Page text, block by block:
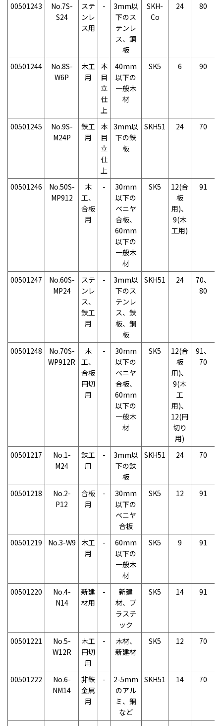
00501243
No.7S-
S24
ステ
ンレ
ス用
-
3mm以
下のス
テンレ
ス、銅
板
SKH-
Co
24 80
00501244
No.8S-
W6P
木工
用
本
目
立
仕
上
40mm
以下の
一般木
材
SK5 6 90
00501245
No.9S-
M24P
鉄工
用
本
目
立
仕
上
3mm以
下の鉄
板
SKH51 24 70
00501246
No.50S-
MP912
木
工、
合板
用
-
30mm
以下の
ベニヤ
合板、
60mm
以下の
一般木
材
SK5
12(合
板
用)、
9(木
工用)
91
00501247
No.60S-
MP24
ステ
ンレ
ス、
鉄工
用
-
3mm以
下のス
テンレ
ス、鉄
板、銅
板
SKH51 24
70、
80
00501248
No.70S-
WP912R
木
工、
合板
円切
用
-
30mm
以下の
ベニヤ
合板、
60mm
以下の
一般木
材
SK5
12(合
板
用)、
9(木
工
用)、
12(円
切り
用)
91、
70
00501217
No.1-
M24
鉄工
用
-
3mm以
下の鉄
板
SKH51 24 70
00501218
No.2-
P12
合板
用
-
30mm
以下の
ベニヤ
合板
SK5 12 91
00501219 No.3-W9
木工
用
-
60mm
以下の
一般木
材
SK5 9 91
00501220
No.4-
N14
新建
材用
-
新建
材、プ
ラスチ
ック
SK5 14 91
00501221
No.5-
W12R
木工
円切
用
-
木材、
新建材
SK5 12 70
00501222
No.6-
NM14
非鉄
金属
用
-
2-5mm
のアル
ミ、銅
など
SKH51 14 70